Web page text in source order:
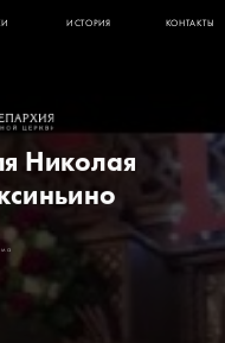
ИСТОРИЯ КОНТАКТЫ
Николая